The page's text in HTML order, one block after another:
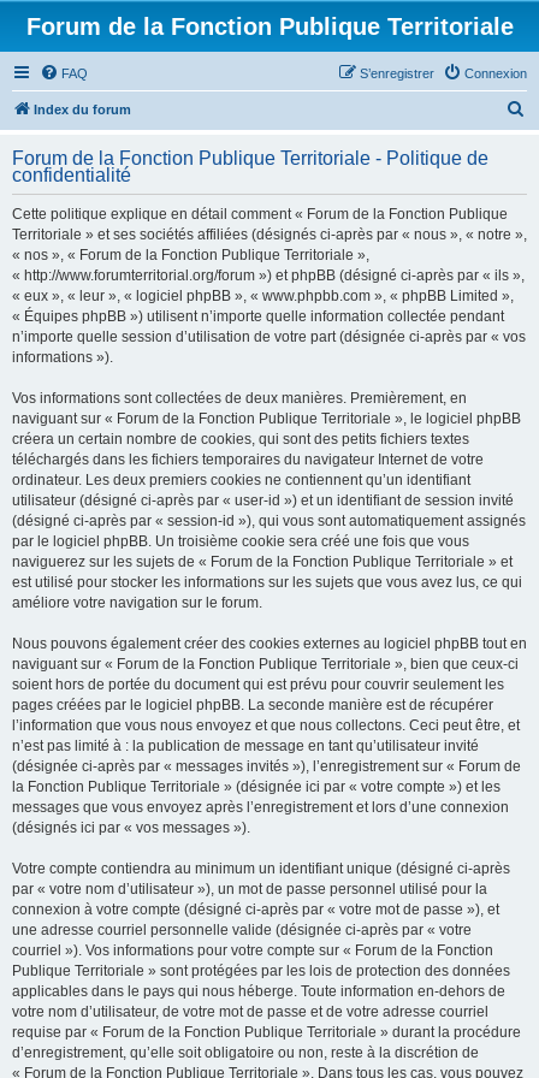
Forum de la Fonction Publique Territoriale
FAQ Connexion
S’enregistrer
Index du forum
h
Forum de la Fonction Publique Territoriale - Politique de
confidentialité
Cette politique explique en détail comment « Forum de la Fonction Publique
Territoriale » et ses sociétés affiliées (désignés ci-après par « nous », « notre »,
« nos », « Forum de la Fonction Publique Territoriale »,
« http://www.forumterritorial.org/forum ») et phpBB (désigné ci-après par « ils »,
« eux », « leur », « logiciel phpBB », « www.phpbb.com », « phpBB Limited »,
« Équipes phpBB ») utilisent n’importe quelle information collectée pendant
n’importe quelle session d’utilisation de votre part (désignée ci-après par « vos
informations »).
Vos informations sont collectées de deux manières. Premièrement, en
naviguant sur « Forum de la Fonction Publique Territoriale », le logiciel phpBB
créera un certain nombre de cookies, qui sont des petits fichiers textes
téléchargés dans les fichiers temporaires du navigateur Internet de votre
ordinateur. Les deux premiers cookies ne contiennent qu’un identifiant
utilisateur (désigné ci-après par « user-id ») et un identifiant de session invité
(désigné ci-après par « session-id »), qui vous sont automatiquement assignés
par le logiciel phpBB. Un troisième cookie sera créé une fois que vous
naviguerez sur les sujets de « Forum de la Fonction Publique Territoriale » et
est utilisé pour stocker les informations sur les sujets que vous avez lus, ce qui
améliore votre navigation sur le forum.
Nous pouvons également créer des cookies externes au logiciel phpBB tout en
naviguant sur « Forum de la Fonction Publique Territoriale », bien que ceux-ci
soient hors de portée du document qui est prévu pour couvrir seulement les
pages créées par le logiciel phpBB. La seconde manière est de récupérer
l’information que vous nous envoyez et que nous collectons. Ceci peut être, et
n’est pas limité à : la publication de message en tant qu’utilisateur invité
(désignée ci-après par « messages invités »), l’enregistrement sur « Forum de
la Fonction Publique Territoriale » (désignée ici par « votre compte ») et les
messages que vous envoyez après l’enregistrement et lors d’une connexion
(désignés ici par « vos messages »).
Votre compte contiendra au minimum un identifiant unique (désigné ci-après
par « votre nom d’utilisateur »), un mot de passe personnel utilisé pour la
connexion à votre compte (désigné ci-après par « votre mot de passe »), et
une adresse courriel personnelle valide (désignée ci-après par « votre
courriel »). Vos informations pour votre compte sur « Forum de la Fonction
Publique Territoriale » sont protégées par les lois de protection des données
applicables dans le pays qui nous héberge. Toute information en-dehors de
votre nom d’utilisateur, de votre mot de passe et de votre adresse courriel
requise par « Forum de la Fonction Publique Territoriale » durant la procédure
d’enregistrement, qu’elle soit obligatoire ou non, reste à la discrétion de
« Forum de la Fonction Publique Territoriale ». Dans tous les cas, vous pouvez